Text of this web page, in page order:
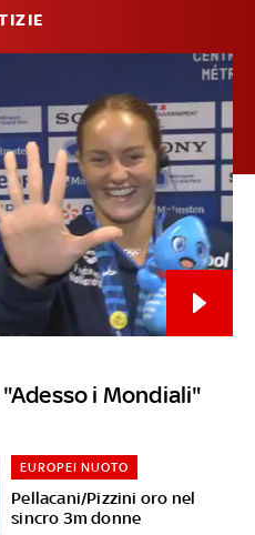
i Mondiali"
Pellacani/Pizzini oro nel
sincro 3m donne
EUROPEI NUOTO